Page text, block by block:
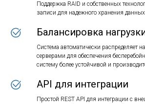
Поддержка RAID и собственных
записи для надежного хранения данных
Балансировка
Система автоматически распределяет
серверами для обеспечения
систему более устойчивой и
API для интеграции
Простой REST API для интеграции с